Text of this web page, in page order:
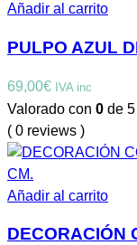
Añadir al carrito
PULPO AZUL
69,00€ IVA inc
Valorado con 0 de 5
( 0 reviews )
Añadir al carrito
DECORACIÓN